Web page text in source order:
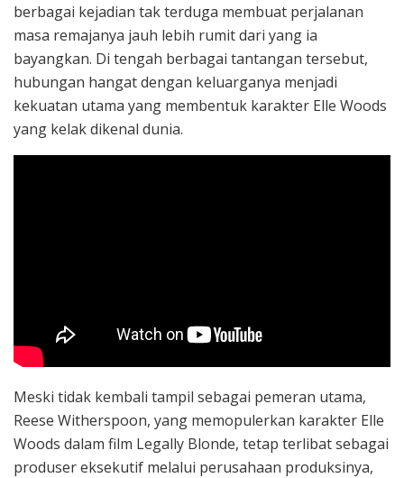
berbagai kejadian tak terduga membuat perjalanan
masa remajanya jauh lebih rumit dari yang ia
bayangkan. Di tengah berbagai tantangan tersebut,
hubungan hangat dengan keluarganya menjadi
kekuatan utama yang membentuk karakter Elle Woods
yang kelak dikenal dunia.
Meski tidak kembali tampil sebagai pemeran utama,
Reese Witherspoon, yang memopulerkan karakter Elle
Woods dalam film Legally Blonde, tetap terlibat sebagai
produser eksekutif melalui perusahaan produksinya,